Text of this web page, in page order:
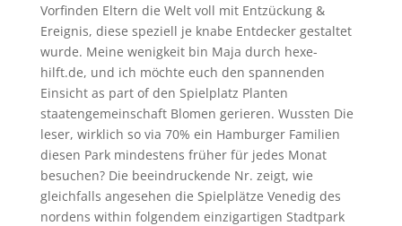
Vorfinden Eltern die Welt voll mit Entzückung &
Ereignis, diese speziell je knabe Entdecker gestaltet
wurde. Meine wenigkeit bin Maja durch hexe-
hilft.de, und ich möchte euch den spannenden
Einsicht as part of den Spielplatz Planten
staatengemeinschaft Blomen gerieren. Wussten Die
leser, wirklich so via 70% ein Hamburger Familien
diesen Park mindestens früher für jedes Monat
besuchen? Die beeindruckende Nr. zeigt, wie
gleichfalls angesehen die Spielplätze Venedig des
nordens within folgendem einzigartigen Stadtpark